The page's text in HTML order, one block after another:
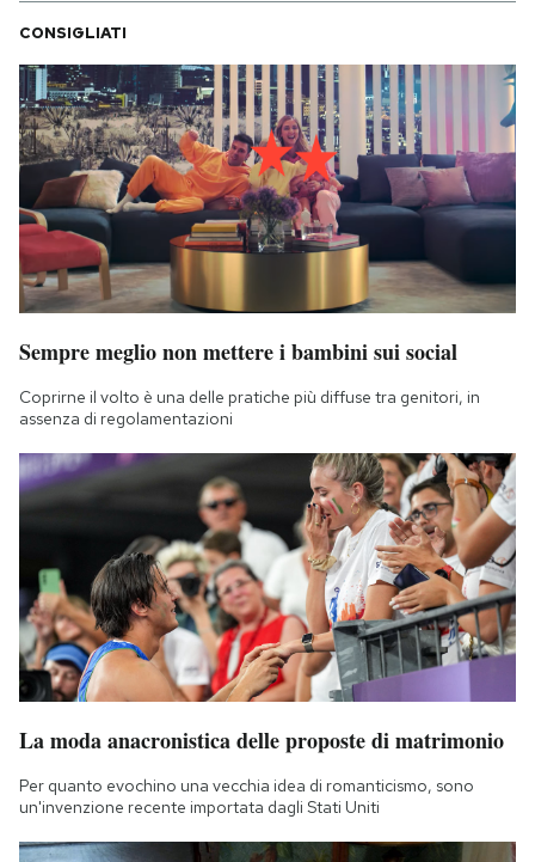
CONSIGLIATI
Sempre meglio non mettere i bambini sui social
Coprirne il volto è una delle pratiche più diffuse tra genitori, in
assenza di regolamentazioni
La moda anacronistica delle proposte di matrimonio
Per quanto evochino una vecchia idea di romanticismo, sono
un'invenzione recente importata dagli Stati Uniti